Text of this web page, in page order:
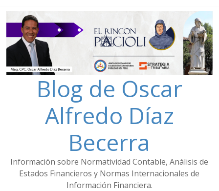
Blog de Oscar
Alfredo Díaz
Becerra
Información sobre Normatividad Contable, Análisis de
Estados Financieros y Normas Internacionales de
Información Financiera.